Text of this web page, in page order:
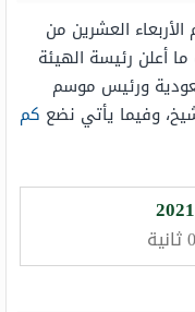
لعام 2021 في يوم الأربعاء العشرين من
من عام 2021 بحسب ما أعلن رئيسة الهيئة
ورئيس موسم
كم